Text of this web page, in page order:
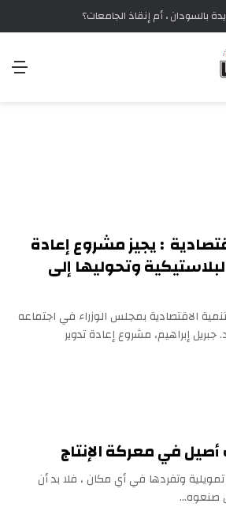
بالسودان ، أم إنقاذ الجامعات؟
: يجيز مشروع إعادة
وتحوليها إلى
الاقتصادية بمجلس الوزراء في اجتماعه
جبريل إبراهيم، مشروع إعادة تدوير
في معركة الإنتاج‏
وتفردها في أي مكان ، فلا بد أن
صنعوه…